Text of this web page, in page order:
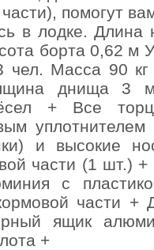
помогут
в лодке.
борта 0,62 м
чел. Масса 90
днища 3
+ Все
и высокие
части (1 шт.)
с
части +
ящик
+